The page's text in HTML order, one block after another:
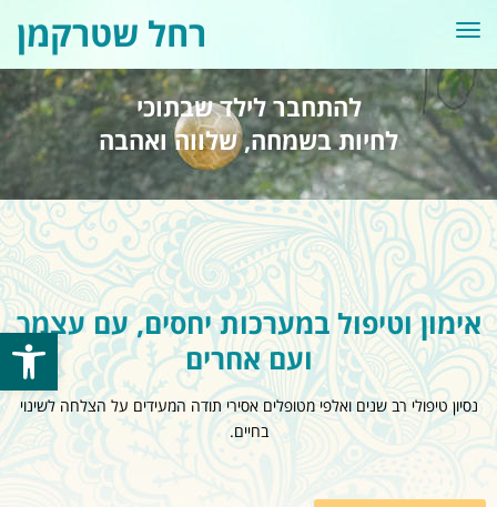
פתח
רחל שטרקמן תפריט
להתחבר לילד שבתוכי
לחיות בשמחה, שלווה ואהבה
אימון וטיפול במערכות יחסים, עם עצמך
ועם אחרים
נסיון טיפולי רב שנים ואלפי מטופלים אסירי תודה המעידים על הצלחה לשינוי
בחיים.